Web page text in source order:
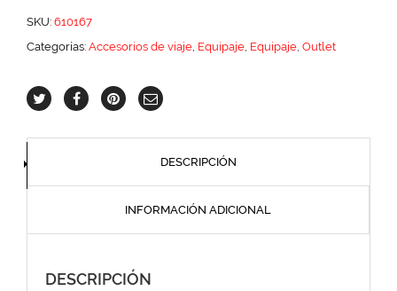
SKU: 610167
Categorías: Accesorios de viaje Equipaje Equipaje Outlet
DESCRIPCIÓN
INFORMACIÓN ADICIONAL
DESCRIPCIÓN